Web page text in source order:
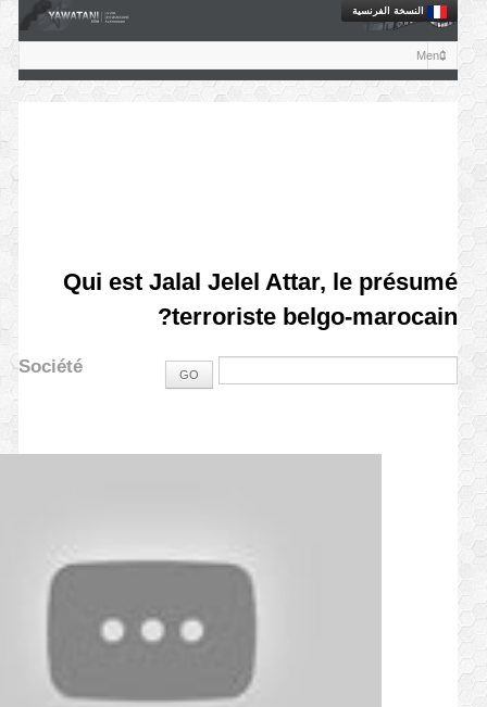
النسخة الفرنسية
Qui est Jalal Jelel Attar, le présumé
terroriste belgo-marocain?
GO